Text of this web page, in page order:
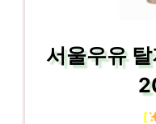
서울우유
[